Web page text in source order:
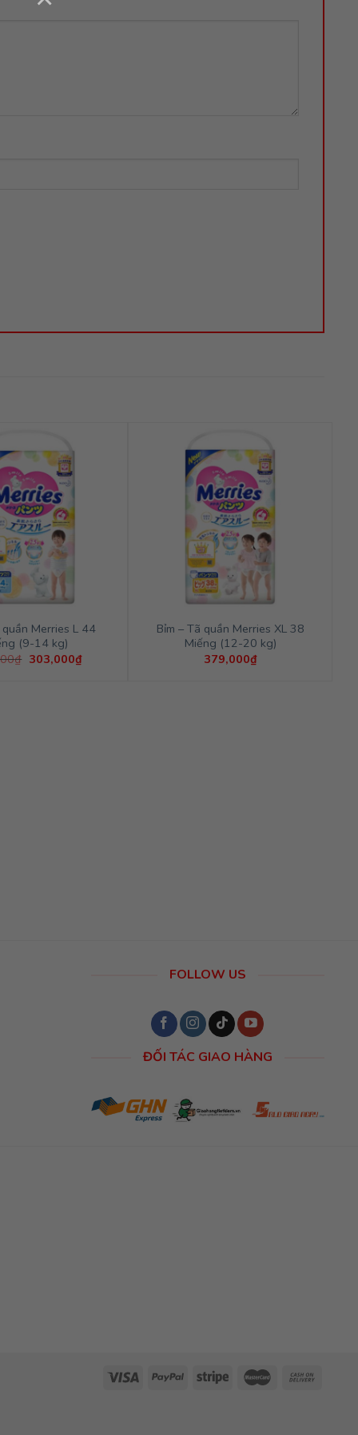
quần Merries L 44
(9-14 kg)
₫ Giá
303,000₫Giá
hiện
Bỉm – Tã quần Merries XL 38
Miếng (12-20 kg)
379,000₫
FOLLOW US
ĐỐI TÁC GIAO HÀNG